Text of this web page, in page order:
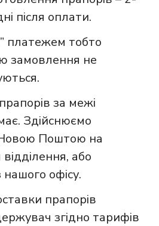
після оплати.
” платежем тобто
замовлення не
за межі
Здійснюємо
Поштою на
або
нашого офісу.
прапорів
згідно тарифів